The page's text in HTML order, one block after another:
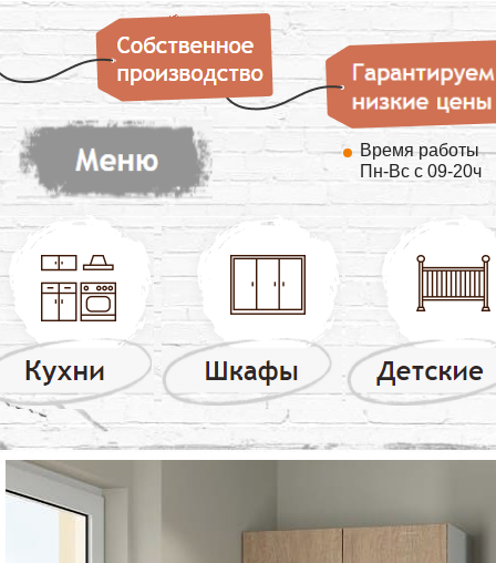
Время работы
Пн-Вс с 09-20ч